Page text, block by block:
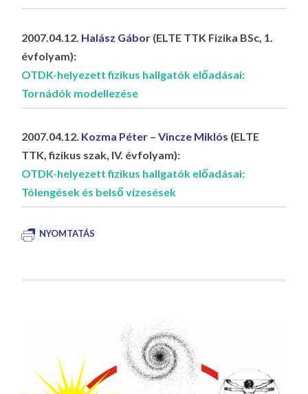
2007.04.12. Halász Gábor (ELTE TTK Fizika BSc, 1.
évfolyam):
OTDK-helyezett fizikus hallgatók előadásai:
Tornádók modellezése
2007.04.12. Kozma Péter – Vincze Miklós (ELTE
TTK, fizikus szak, IV. évfolyam):
OTDK-helyezett fizikus hallgatók előadásai:
Tólengések és belső vízesések
NYOMTATÁS